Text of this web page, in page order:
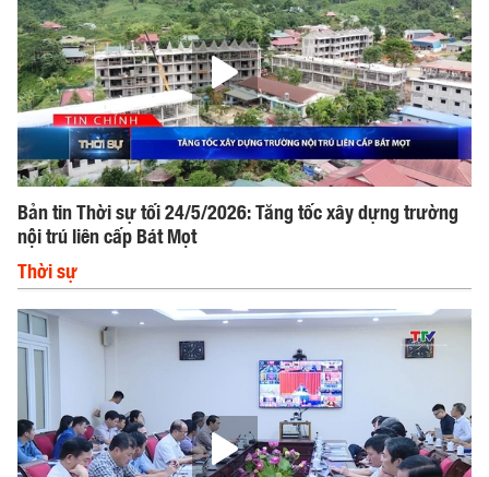
Bản tin Thời sự tối 24/5/2026: Tăng tốc xây dựng trường
nội trú liên cấp Bát Mọt
Thời sự